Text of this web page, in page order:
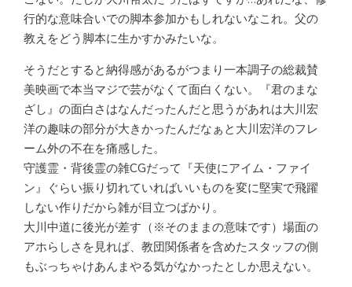
行的な意味合いでの脚本参加かもしれないなこれ。父の
教えをどう脚本に生かすかみたいな。
そうだとすると納得感があるがつまり一本調子の総裁賛
美映画で本当マジで芸がなくて面白くない。『君のまな
ざし』の面白さはなんだったんだと思うがあれは大川宏
洋の趣味の部分が大きかったんだなぁと大川宏洋のフレ
ーム外の不在を痛感した。
守護霊・背後霊の雑CGだって『天使にアイム・ファイ
ン』ぐらい振り切れていればいいものを変に堅実で飛躍
しない作りだから雑が目立つばかり。
大川中道に後光が差す（※そのままの意味です）場面の
アホらしさを見れば、教団関係者を含めたスタッフの側
もぶっちゃけあんまやる気がなかったとしか思えない。